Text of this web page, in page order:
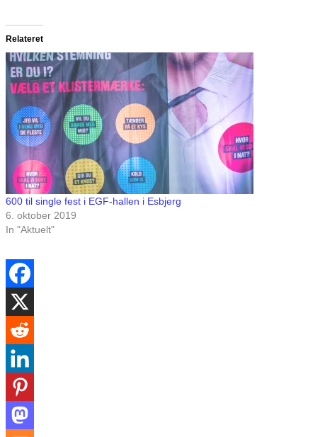
Relateret
600 til single fest i EGF-hallen i Esbjerg
6. oktober 2019
In "Aktuelt"